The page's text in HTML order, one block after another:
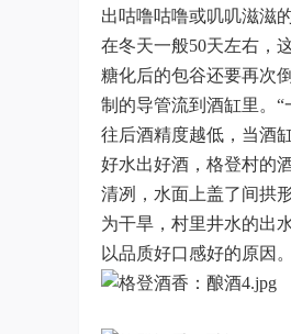
出咕噜咕噜或叽叽滋滋
在冬天一般50天左右，
糖化后的包谷还要再次
制的导管流到酒缸里。
往后酒精度越低，当酒
好水出好酒，格登村的
清冽，水面上盖了间拱
为干旱，村里井水的出
以品质好口感好的原因。